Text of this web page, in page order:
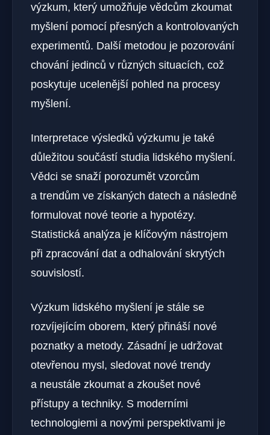
výzkum, který umožňuje vědcům zkoumat
myšlení pomocí přesných a kontrolovaných
experimentů. Další metodou je pozorování
chování jedinců v různých situacích, což
poskytuje ucelenější pohled na procesy
myšlení.
Interpretace výsledků výzkumu je také
důležitou součástí studia lidského myšlení.
Vědci se snaží porozumět vzorcům
a trendům ve získaných datech a následně
formulovat nové teorie a hypotézy.
Statistická analýza je klíčovým nástrojem
při zpracování dat a odhalování skrytých
souvislostí.
Výzkum lidského myšlení je stále se
rozvíjejícím oborem, který přináší nové
poznatky a metody. Zásadní je udržovat
otevřenou mysl, sledovat nové trendy
a neustále zkoumat a zkoušet nové
přístupy a techniky. S moderními
technologiemi a novými perspektivami je